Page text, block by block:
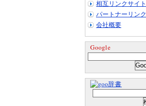
相互リンクサイト
パートナーリン
会社概要
Google
辞書